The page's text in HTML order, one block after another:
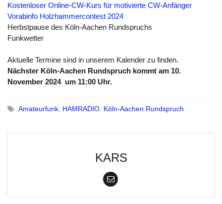
Kostenloser Online-CW-Kurs für motivierte CW-Anfänger
Vorabinfo Holzhammercontest 2024
Herbstpause des Köln-Aachen Rundspruchs
Funkwetter
Aktuelle Termine sind in unserem Kalender zu finden.
Nächster Köln-Aachen Rundspruch kommt am 10.
November 2024 um 11:00 Uhr.
Amateurfunk HAMRADIO Köln-Aachen Rundspruch
KARS